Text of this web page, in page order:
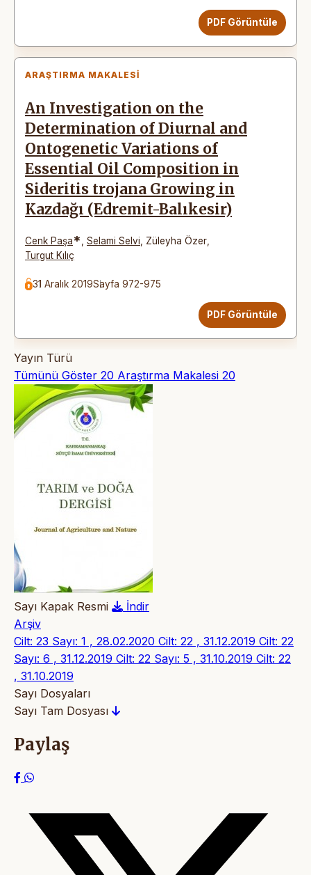
PDF Görüntüle
ARAŞTIRMA MAKALESI
An Investigation on the
Determination of Diurnal and
Ontogenetic Variations of
Essential Oil Composition in
Sideritis trojana Growing in
Kazdağı (Edremit-Balıkesir)
Cenk Paşa* Selami Selvi Züleyha Özer
Turgut Kılıç
31 Aralık 2019Sayfa 972-975
PDF Görüntüle
Yayın Türü
Tümünü Göster 20 Araştırma Makalesi 20
Sayı Kapak Resmi
İndir
Arşiv
Cilt: 23 Sayı: 1 , 28.02.2020 Cilt: 22 , 31.12.2019 Cilt: 22
Sayı: 6 , 31.12.2019 Cilt: 22 Sayı: 5 , 31.10.2019 Cilt: 22
, 31.10.2019
Sayı Dosyaları
Sayı Tam Dosyası
Paylaş